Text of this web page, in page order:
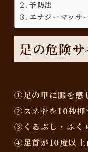
予防法
エナジーマッサ
足の危険
①足の甲に脈を感
②スネ骨を10秒押
③くるぶし・ふく
④足首が10度以上